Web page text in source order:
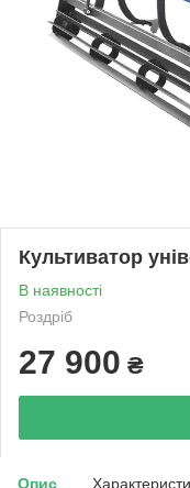
Культиватор
В наявності
Роздріб
27 900 ₴
Опис